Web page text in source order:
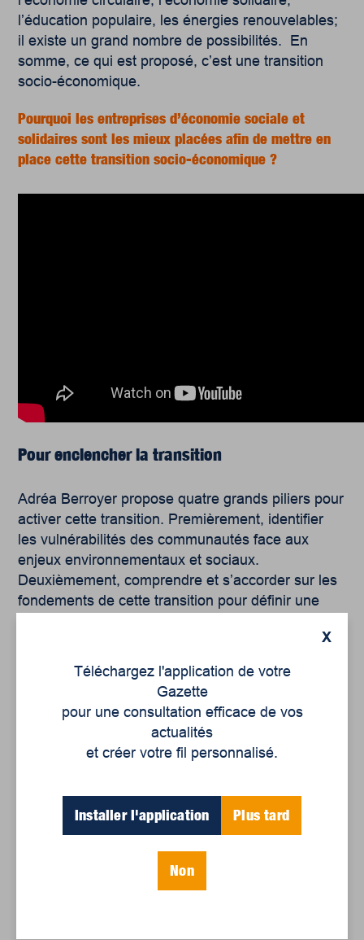
l’éducation populaire, les énergies renouvelables;
il existe un grand nombre de possibilités. En
somme, ce qui est proposé, c’est une transition
socio-économique.
Pourquoi les entreprises d’économie sociale et
solidaires sont les mieux placées afin de mettre en
place cette transition socio-économique ?
Pour enclencher la transition
Adréa Berroyer propose quatre grands piliers pour
activer cette transition. Premièrement, identifier
les vulnérabilités des communautés face aux
enjeux environnementaux et sociaux.
Deuxièmement, comprendre et s’accorder sur les
fondements de cette transition pour définir une
territoriale et finalement mettre en action des
solutions concrètes afin de lutter contre les
inégalités environnementales et sociales. Ces
axes permettent d’adopter des stratégies
collaboratives et innovantes pour construire des
modèles durables et inclusifs.
X
Téléchargez l'application de votre
Gazette
pour une consultation efficace de vos
actualités
et créer votre fil personnalisé.
Installer l'application Plus tard
Non